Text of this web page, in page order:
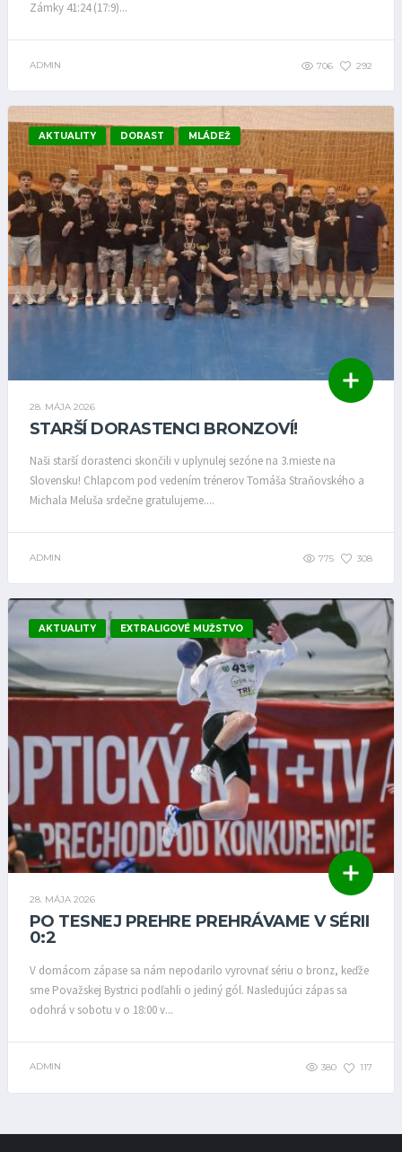
Zámky 41:24 (17:9)...
ADMIN 706 292
AKTUALITY DORAST MLÁDEŽ
28. MÁJA 2026
STARŠÍ DORASTENCI BRONZOVÍ!
Naši starší dorastenci skončili v uplynulej sezóne na 3.mieste na
Slovensku! Chlapcom pod vedením trénerov Tomáša Straňovského a
Michala Meluša srdečne gratulujeme....
ADMIN 775 308
AKTUALITY EXTRALIGOVÉ MUŽSTVO
28. MÁJA 2026
PO TESNEJ PREHRE PREHRÁVAME V SÉRII
0:2
V domácom zápase sa nám nepodarilo vyrovnať sériu o bronz, keďže
sme Považskej Bystrici podľahli o jediný gól. Nasledujúci zápas sa
odohrá v sobotu v o 18:00 v...
ADMIN 380 117